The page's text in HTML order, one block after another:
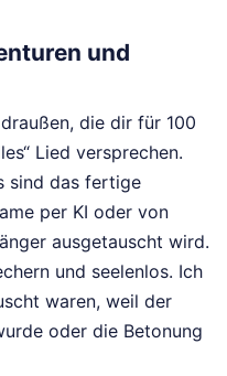
und
die dir für 100
Lied versprechen.
sind das fertige
per KI oder von
ausgetauscht wird.
und seelenlos. Ich
waren, weil der
oder die Betonung